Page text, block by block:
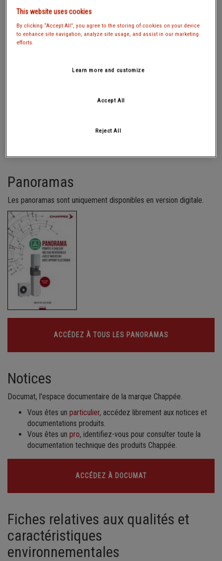
Panoramas
Les panoramas sont uniquement disponibles en version digitale.
ACCÉDEZ À TOUS LES PANORAMAS
Notices
Documat, l'espace documentaire de la marque Chappée.
Vous êtes un particulier, accédez librement aux notices et
documentations produits.
Vous êtes un pro, identifiez-vous pour consulter toute la
documentation technique des produits Chappée.
ACCÉDEZ À DOCUMAT
Fiches relatives aux qualités et
caractéristiques
environnementales
This website uses cookies
By clicking “Accept All”, you agree to the storing of cookies on your device
to enhance site navigation, analyze site usage, and assist in our marketing
efforts.
Learn more and customize
Reject All
Accept All